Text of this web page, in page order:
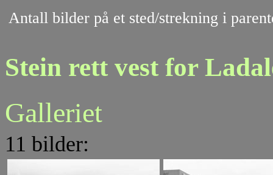
Antall bilder på et sted/strekning i
Stein rett vest for
Galleriet
11 bilder: